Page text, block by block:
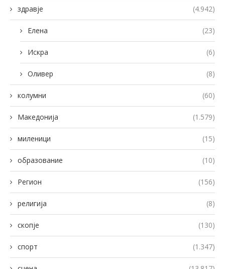
здравје (4.942)
Елена (23)
Искра (6)
Оливер (8)
колумни (60)
Македонија (1.579)
миленици (15)
образование (10)
Регион (156)
религија (8)
скопје (130)
спорт (1.347)